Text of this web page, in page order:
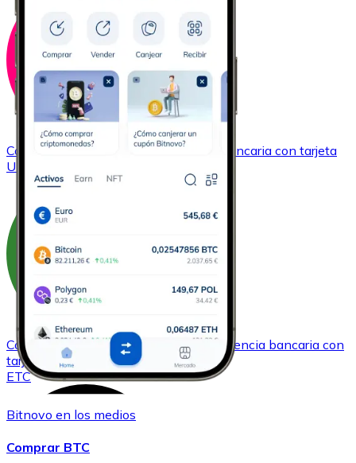
ComprarUniswap con transferencia bancaria con tarjeta
UNI
Comprar Ethereum Classic con transferencia bancaria con
tarjeta
ETC
Bitnovo en los medios
Comprar BTC